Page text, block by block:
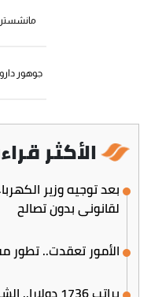
الأكثر
بعد توجيه وزير
لقانوني بدون تصالح
الأمور تعقدت.. تطور